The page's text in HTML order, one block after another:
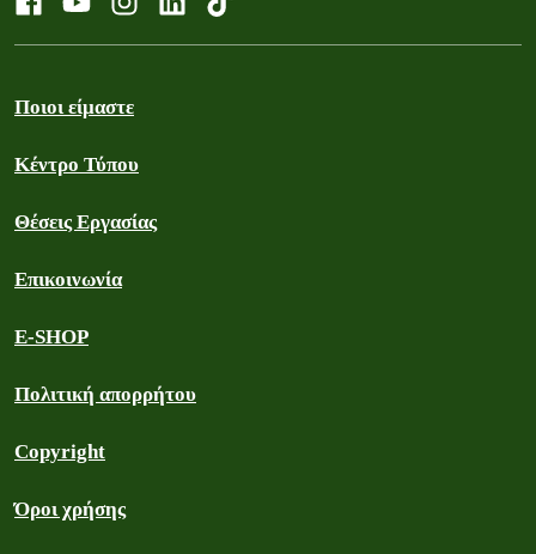
Ποιοι είμαστε
Κέντρο Τύπου
Θέσεις Εργασίας
Επικοινωνία
E-SHOP
Πολιτική απορρήτου
Copyright
Όροι χρήσης